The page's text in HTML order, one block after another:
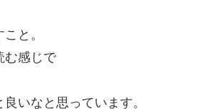
と。
む感じで
いなと思っています。